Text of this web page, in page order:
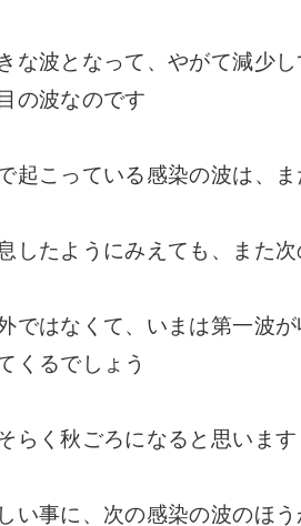
な波となって、やがて減少
の波なのです
起こっている感染の波は、
したようにみえても、また
ではなくて、いまは第一波
くるでしょう
らく秋ごろになると思います
い事に、次の感染の波のほ